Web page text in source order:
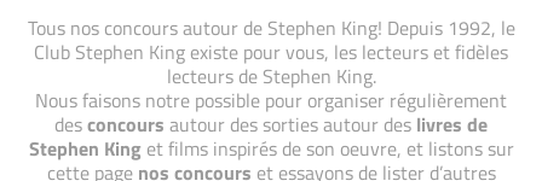
Tous nos concours autour de Stephen King! Depuis 1992, le
Club Stephen King existe pour vous, les lecteurs et fidèles
lecteurs de Stephen King.
Nous faisons notre possible pour organiser régulièrement
desconcours autour des sorties autour des livres de
Stephen Kinget films inspirés de son oeuvre, et listons sur
cette page nos concours et essayons de lister d’autres